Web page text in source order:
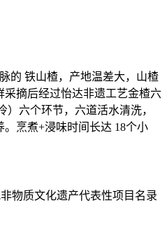
的 铁山楂，产地温差大，山楂
摘后经过怡达非遗工艺金楂六
六个环节，六道活水清洗，
烹煮+浸味时间长达 18个小
物质文化遗产代表性项目名录